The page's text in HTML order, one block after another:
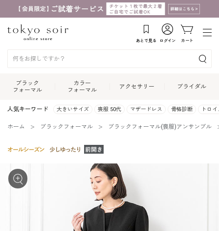
あとで見る ログイン カート
ブラック
フォーマル
カラー
フォーマル
アクセサリー ブライダル
人気キーワード 大きいサイズ 喪服 50代 マザードレス 骨格診断 トロ
ホーム ブラックフォーマル ブラックフォーマル(喪服)アンサンブル